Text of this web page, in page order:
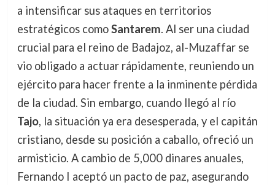
a intensificar sus ataques en territorios
estratégicos comoSantarem. Al ser una ciudad
crucial para el reino de Badajoz, al-Muzaffar se
vio obligado a actuar rápidamente, reuniendo un
ejército para hacer frente a la inminente pérdida
de la ciudad. Sin embargo, cuando llegó al río
Tajo, la situación ya era desesperada, y el capitán
cristiano, desde su posición a caballo, ofreció un
armisticio. A cambio de 5,000 dinares anuales,
Fernando I aceptó un pacto de paz, asegurando